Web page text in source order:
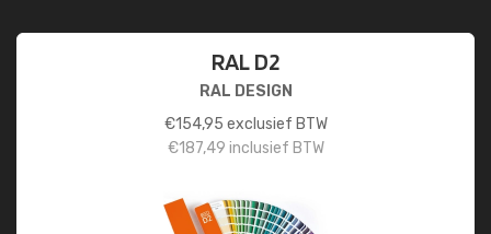
RAL D2
RAL DESIGN
€154,95 exclusief BTW
€187,49 inclusief BTW